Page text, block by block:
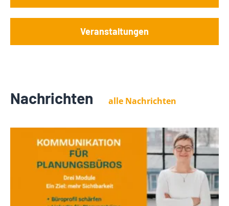
Veranstaltungen
Nachrichten alle Nachrichten